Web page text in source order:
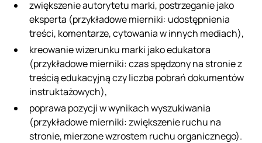
zwiększenie autorytetu marki, postrzeganie jako
eksperta (przykładowe mierniki: udostępnienia
treści, komentarze, cytowania w innych mediach),
kreowanie wizerunku marki jako edukatora
(przykładowe mierniki: czas spędzony na stronie z
treścią edukacyjną czy liczba pobrań dokumentów
instruktażowych),
poprawa pozycji w wynikach wyszukiwania
(przykładowe mierniki: zwiększenie ruchu na
stronie, mierzone wzrostem ruchu organicznego).